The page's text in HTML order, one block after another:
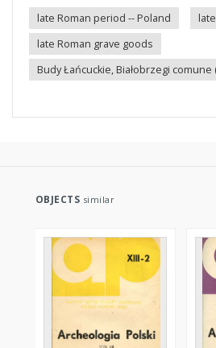
late Roman period -- Poland
late Roman grave goods
Budy Łańcuckie, Białobrzegi comune
OBJECTS similar